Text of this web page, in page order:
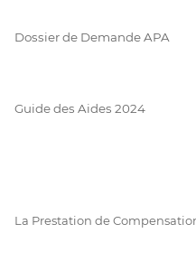
Dossier de Demande APA
Guide des Aides 2024
La Prestation de